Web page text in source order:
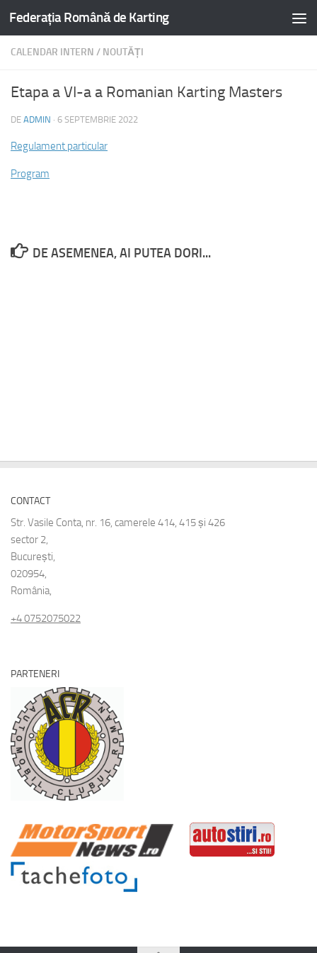
Federația Română de Karting
CALENDAR INTERN / NOUTĂȚI
Etapa a VI-a a Romanian Karting Masters
DE ADMIN · 6 SEPTEMBRIE 2022
Regulament particular
Program
DE ASEMENEA, AI PUTEA DORI...
CONTACT
Str. Vasile Conta, nr. 16, camerele 414, 415 și 426
sector 2,
București,
020954,
România,
+4 0752075022
PARTENERI